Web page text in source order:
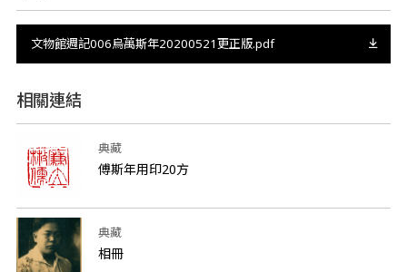
文物館週記006烏萬斯年20200521更正版.pdf
相關連結
典藏
傅斯年用印20方
典藏
相冊